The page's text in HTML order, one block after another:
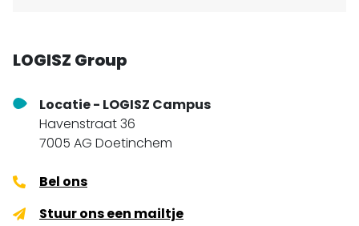
LOGISZ Group
Locatie - LOGISZ Campus
Havenstraat 36
7005 AG Doetinchem
Bel ons
Stuur ons een mailtje